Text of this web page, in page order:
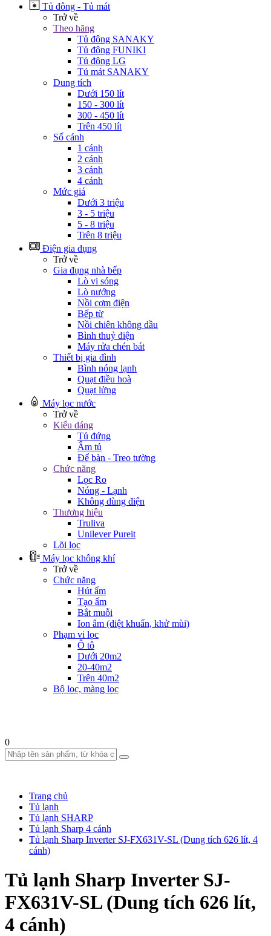
Tủ đông - Tủ mát
Trở về
Theo hãng
Tủ đông SANAKY
Tủ đông FUNIKI
Tủ đông LG
Tủ mát SANAKY
Dung tích
Dưới 150 lít
150 - 300 lít
300 - 450 lít
Trên 450 lít
Số cánh
1 cánh
2 cánh
3 cánh
4 cánh
Mức giá
Dưới 3 triệu
3 - 5 triệu
5 - 8 triệu
Trên 8 triệu
Điện gia dụng
Trở về
Gia đụng nhà bếp
Lò vi sóng
Lò nướng
Nồi cơm điện
Bếp từ
Nồi chiên không dầu
Bình thuỷ điện
Máy rửa chén bát
Thiết bị gia đình
Bình nóng lạnh
Quạt điều hoà
Quạt lửng
Máy lọc nước
Trở về
Kiểu dáng
Tủ đứng
Âm tủ
Để bàn - Treo tường
Chức năng
Lọc Ro
Nóng - Lạnh
Không dùng điện
Thương hiệu
Truliva
Unilever Pureit
Lõi lọc
Máy lọc không khí
Trở về
Chức năng
Hút ẩm
Tạo ẩm
Bắt muỗi
Ion âm (diệt khuẩn, khử mùi)
Phạm vi lọc
Ô tô
Dưới 20m2
20-40m2
Trên 40m2
Bộ lọc, màng lọc
0
Trang chủ
Tủ lạnh
Tủ lạnh SHARP
Tủ lạnh Sharp 4 cánh
Tủ lạnh Sharp Inverter SJ-FX631V-SL (Dung tích 626 lít, 4
cánh)
Tủ lạnh Sharp Inverter SJ-
FX631V-SL (Dung tích 626 lít,
4 cánh)